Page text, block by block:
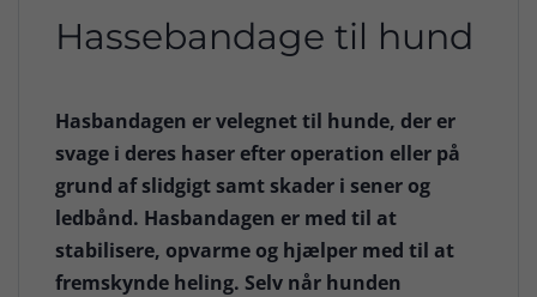
Hassebandage til hund
Hasbandagen er velegnet til hunde, der er
svage i deres haser efter operation eller på
grund af slidgigt samt skader i sener og
ledbånd. Hasbandagen er med til at
stabilisere, opvarme og hjælper med til at
fremskynde heling. Selv når hunden